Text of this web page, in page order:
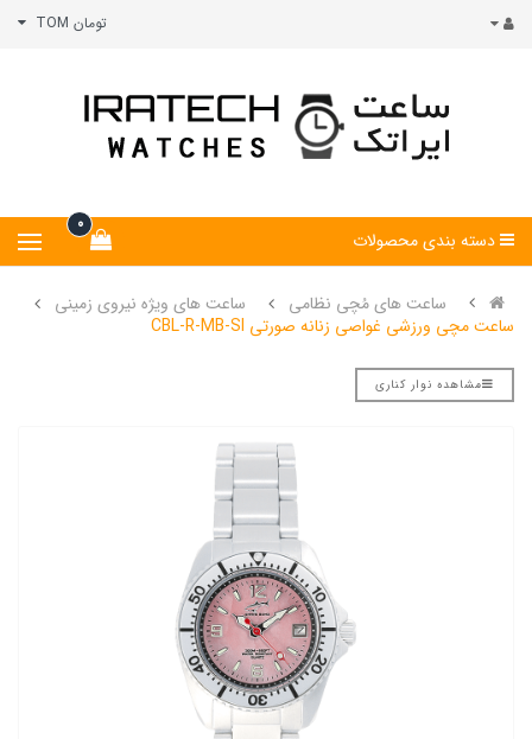
تومان TOM
0
دسته بندی محصولات
ساعت های مُچی نظامی
ساعت های ویژه نیروی زمینی
ساعت مچی ورزشی غواصی زنانه صورتی CBL-R-MB-SI
مشاهده نوار کناری